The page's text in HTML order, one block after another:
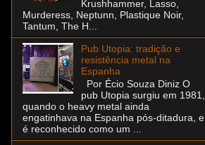
Krushhammer, Lasso,
Murderess, Neptunn, Plastique Noir,
Tantum, The H...
Pub Utopia: tradição e
resistência metal na
Espanha
Por Écio Souza Diniz O
pub Utopia surgiu em 1981,
quando o heavy metal ainda
engatinhava na Espanha pós-ditadura, e
é reconhecido como um ...